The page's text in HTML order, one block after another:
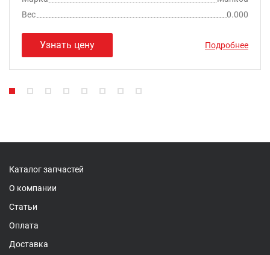
Вес
0.000
Узнать цену Подробнее
Каталог запчастей
О компании
Статьи
Оплата
Доставка